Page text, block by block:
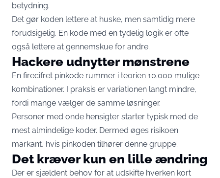
betydning.
Det gør koden lettere at huske, men samtidig mere
forudsigelig. En kode med en tydelig logik er ofte
også lettere at gennemskue for andre.
Hackere udnytter mønstrene
En firecifret pinkode rummer i teorien 10.000 mulige
kombinationer. I praksis er variationen langt mindre,
fordi mange vælger de samme løsninger.
Personer med onde hensigter starter typisk med de
mest almindelige koder. Dermed øges risikoen
markant, hvis pinkoden tilhører denne gruppe.
Det kræver kun en lille ændring
Der er sjældent behov for at udskifte hverken kort